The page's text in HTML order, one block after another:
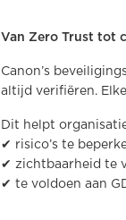
Van Zero Trust tot
Canon’s
altijd verifiëren.
Dit helpt
✔ risico’s te
✔ zichtbaarheid te
✔ te voldoen aan